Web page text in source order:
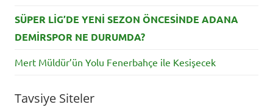
SÜPER LİG’DE YENİ SEZON ÖNCESİNDE ADANA
DEMİRSPOR NE DURUMDA?
Mert Müldür’ün Yolu Fenerbahçe ile Kesişecek
Tavsiye Siteler